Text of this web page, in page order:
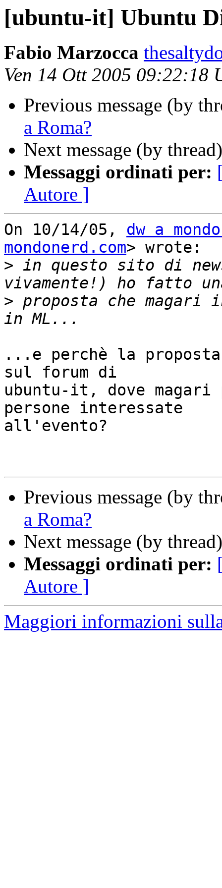
[ubuntu-it] Ubuntu
Fabio Marzocca
Ven 14 Ott 2005 09:22:18
Previous message (by
a Roma?
Next message (by
Messaggi ordinati per:
Autore ]
On 10/14/05, dw a
mondonerd.com> wrote:
> in questo sito di
> proposta che magari
...e perchè la
sul forum di
ubuntu-it, dove
persone interessate
all'evento?
Previous message (by
a Roma?
Next message (by
Messaggi ordinati per:
Autore ]
Maggiori informazioni